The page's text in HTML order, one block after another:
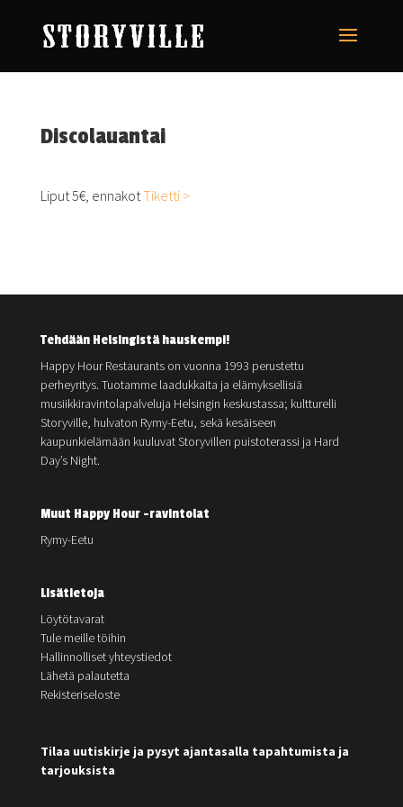
Discolauantai
Liput 5€, ennakotTiketti >
Tehdään Helsingistä hauskempi!
Happy Hour Restaurants on vuonna 1993 perustettu
perheyritys. Tuotamme laadukkaita ja elämyksellisiä
musiikkiravintolapalveluja Helsingin keskustassa; kultturelli
Storyville, hulvaton Rymy-Eetu, sekä kesäiseen
kaupunkielämään kuuluvat Storyvillen puistoterassi ja Hard
Day’s Night.
Muut Happy Hour -ravintolat
Rymy-Eetu
Lisätietoja
Löytötavarat
Tule meille töihin
Hallinnolliset yhteystiedot
Lähetä palautetta
Rekisteriseloste
Tilaa uutiskirje ja pysyt ajantasalla tapahtumista ja
tarjouksista